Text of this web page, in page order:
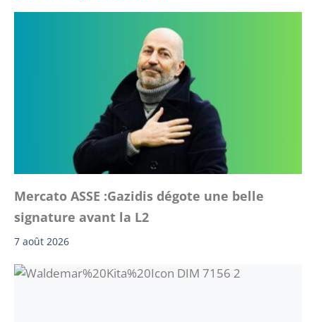
Mercato ASSE :Gazidis dégote une belle
signature avant la L2
7 août 2026